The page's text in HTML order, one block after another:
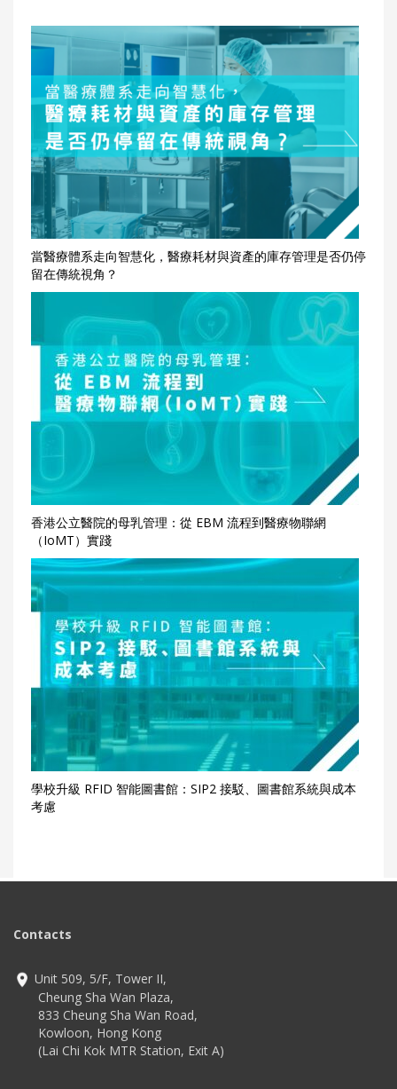
當醫療體系走向智慧化，醫療耗材與資產的庫存管理是否仍停
留在傳統視角？
香港公立醫院的母乳管理：從 EBM 流程到醫療物聯網
（IoMT）實踐
學校升級 RFID 智能圖書館：SIP2 接駁、圖書館系統與成本
考慮
Contacts
Unit 509, 5/F, Tower II,
Cheung Sha Wan Plaza,
833 Cheung Sha Wan Road,
Kowloon, Hong Kong
(Lai Chi Kok MTR Station, Exit A)